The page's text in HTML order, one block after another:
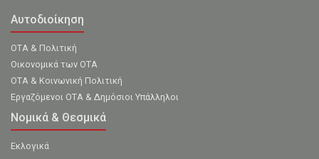
Αυτοδιοίκηση
ΟΤΑ & Πολιτική
Οικονομικά των ΟΤΑ
ΟΤΑ & Κοινωνική Πολιτική
Εργαζόμενοι ΟΤΑ & Δημόσιοι Υπάλληλοι
Νομικά & Θεσμικά
Εκλογικά